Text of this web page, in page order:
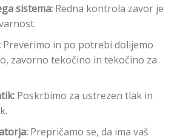
sistema:Redna kontrola zavor je
Preverimo in po potrebi dolijemo
zavorno tekočino in tekočino za
Poskrbimo za ustrezen tlak in
Prepričamo se, da ima vaš